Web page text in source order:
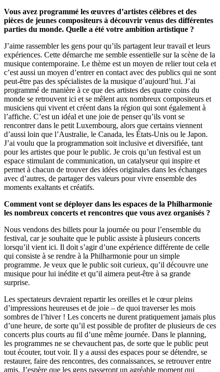
Vous avez programmé les œuvres d’artistes célèbres et des
pièces de jeunes compositeurs à découvrir venus des différentes
parties du monde. Quelle a été votre ambition artistique ?
J’aime rassembler les gens pour qu’ils partagent leur travail et leurs
expériences. Cette démarche me semble essentielle sur la scène de la
musique contemporaine. Le thème est un moyen de relier tout cela et
c’est aussi un moyen d’entrer en contact avec des publics qui ne sont
peut-être pas des spécialistes de la musique d’aujourd’hui. J’ai
programmé de manière à ce que des artistes des quatre coins du
monde se retrouvent ici et se mêlent aux nombreux compositeurs et
musiciens qui vivent et créent dans la région qui sont également à
l’affiche. C’est un idéal et une joie de penser qu’ils vont se
rencontrer dans le petit Luxembourg, alors que certains viennent
d’aussi loin que l’Australie, le Canada, les États-Unis ou le Japon.
J’ai voulu que la programmation soit inclusive et diversifiée, tant
pour les artistes que pour le public. Je crois qu’un festival est un
espace stimulant de communication, un catalyseur qui inspire et
permet à chacun de trouver des idées originales dans les échanges
avec d’autres, de partager des valeurs pour vivre ensemble des
moments exaltants et créatifs.
Comment vont se déployer dans les espaces de la Philharmonie
les nombreux concerts et rencontres que vous avez organisés ?
Nous vendons des billets pour la journée ou pour l’ensemble du
festival, car je souhaite que le public assiste à plusieurs concerts
lorsqu’il vient ici. Il doit s’agir d’une expérience différente de celle
qui consiste à se rendre à la Philharmonie pour un simple
programme. Je veux que le public soit curieux, qu’il découvre une
musique pour lui inédite et qu’il aimera peut-être à sa grande
surprise.
Les spectateurs devraient repartir les oreilles et le cœur pleins
d’impressions heureuses et de joie – de quoi traverser les mois
sombres de l’hiver ! Les concerts ne durent pratiquement jamais plus
d’une heure, de sorte qu’il est possible de profiter de plusieurs de ces
concerts plus courts au fil d’une même journée. Dans le planning,
les programmes ne se chevauchent pas, de sorte que le public peut
tout écouter, tout voir. Il y a aussi des espaces pour se détendre, se
restaurer, faire des rencontres, des connaissances, se retrouver entre
amis. J’espère que les gens passeront un agréable moment qui